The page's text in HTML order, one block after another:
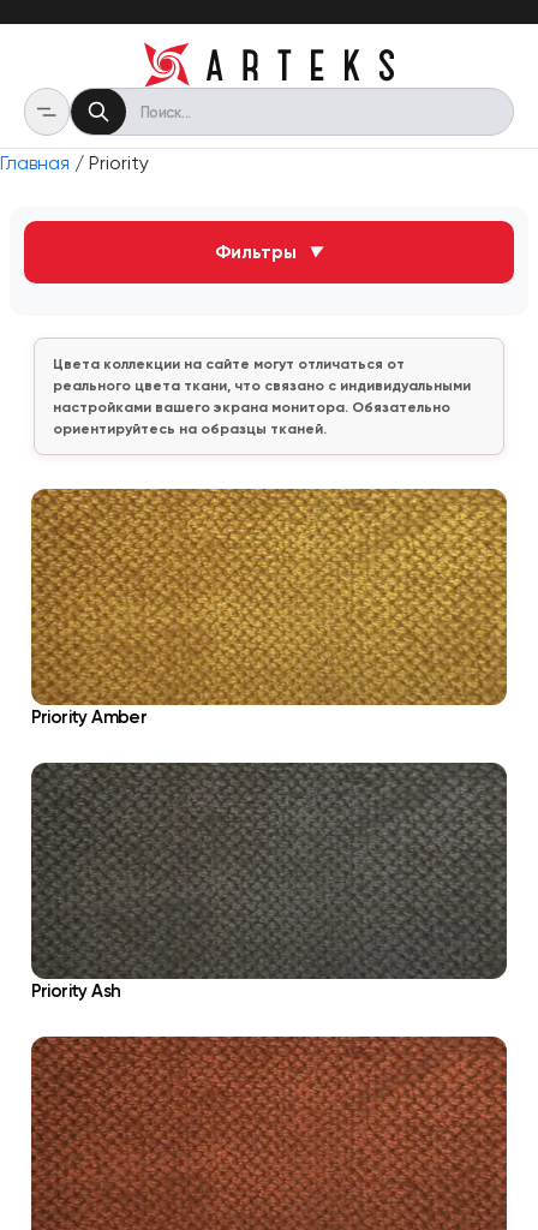
Главная / Priority
Фильтры ▼
Цвета коллекции на сайте могут отличаться от
реального цвета ткани, что связано с индивидуальными
настройками вашего экрана монитора. Обязательно
ориентируйтесь на образцы тканей.
Priority Amber
Priority Ash